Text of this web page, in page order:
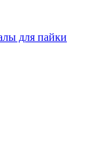
для пайки